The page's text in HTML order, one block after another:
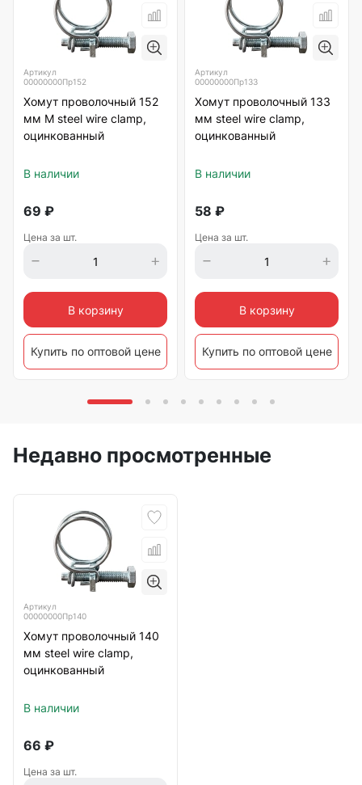
Артикул
00000000Пр152
Хомут проволочный 152
мм М steel wire clamp,
оцинкованный
В наличии
69 ₽
Цена за шт.
В корзину
Купить по оптовой цене
Артикул
00000000Пр133
Хомут проволочный 133
мм steel wire clamp,
оцинкованный
В наличии
58 ₽
Цена за шт.
В корзину
Купить по оптовой цене
Недавно просмотренные
Артикул
00000000Пр140
Хомут проволочный 140
мм steel wire clamp,
оцинкованный
В наличии
66 ₽
Цена за шт.